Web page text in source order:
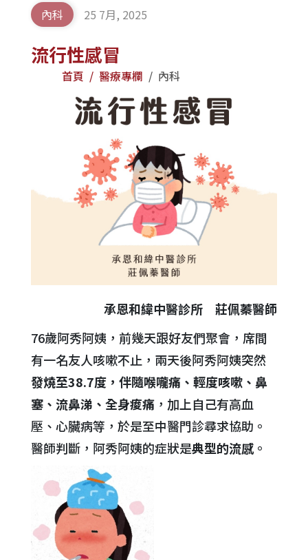
首頁 醫療專欄 內科
內科 25 7月, 2025
流行性感冒
承恩和緯中醫診所 莊佩蓁醫師
76歲阿秀阿姨，前幾天跟好友們聚會，席間
有一名友人咳嗽不止，兩天後阿秀阿姨突然
發燒至38.7度，伴隨喉嚨痛、輕度咳嗽、鼻
塞、流鼻涕、全身痠痛 ，加上自己有高血
壓、心臟病等，於是至中醫門診尋求協助。
醫師判斷，阿秀阿姨的症狀是典型的流感。